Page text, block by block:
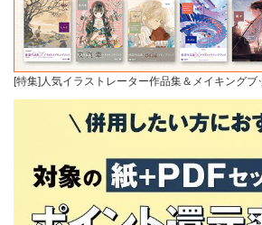
[特集]人気イラストレーター作品集＆メイキングブ